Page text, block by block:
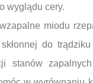
wyglądu cery.
miodu
do
stanów